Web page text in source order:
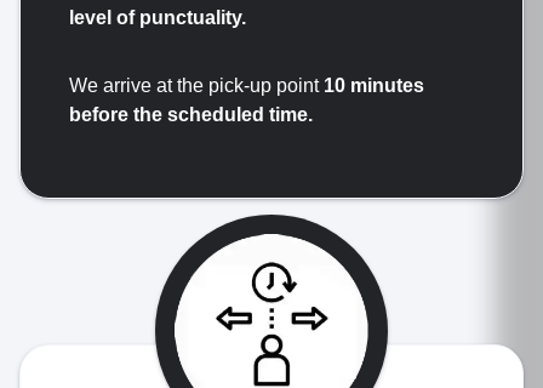
level of punctuality.
We arrive at the pick-up point 10 minutes
before the scheduled time.